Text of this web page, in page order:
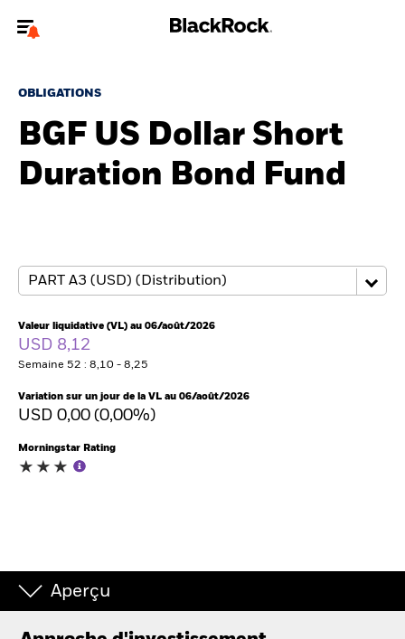
financiers.
jourvotre type d'utilisateur
A propos de BlackRock
Thèmes
ETFs & Fonds indiciels
Documents
Intermédiaires financiers.
BlackRock
OBLIGATIONS
BGF US Dollar Short
Duration Bond Fund
Valeur liquidative (VL) au 06/août/2026
USD 8,12
Semaine 52 : 8,10 - 8,25
Variation sur un jour de la VL au 06/août/2026
USD 0,00 (0,00%)
Morningstar Rating
Aperçu